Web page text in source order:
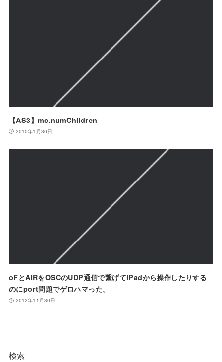
【AS3】mc.numChildren
2010年1月30日
oFとAIRをOSCのUDP通信で繋げてiPadから操作したりする
のにport問題でゲロハマった。
2012年11月30日
検索